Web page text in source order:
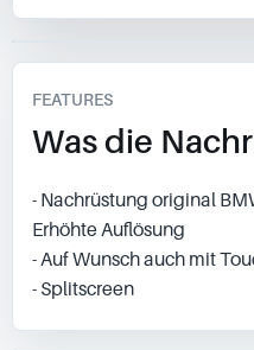
FEATURES
Was die
- Nachrüstung original
Erhöhte Auflösung
- Auf Wunsch auch mit
- Splitscreen